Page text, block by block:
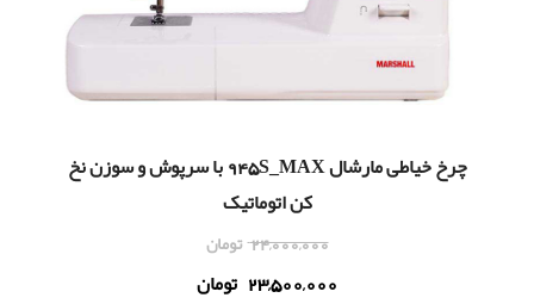
چرخ خياطی مارشال 945S_MAX با سرپوش و سوزن نخ
کن اتوماتیک
24,000,000 تومان
23,500,000 تومان